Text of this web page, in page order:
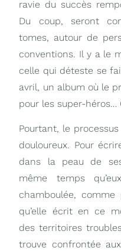
ravie du succès
Du coup, seront
tomes, autour de
conventions. Il y a le
celle qui déteste se
avril, un album où le
pour les super-héros…
Pourtant, le
douloureux. Pour
dans la peau de
même temps
chamboulée,
qu’elle écrit en ce
des territoires
trouve confrontée